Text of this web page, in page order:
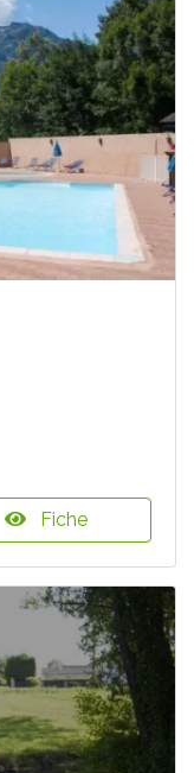
Fiche